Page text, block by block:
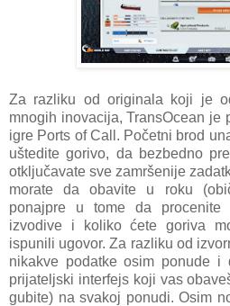
Za razliku od originala koji je
mnogih inovacija, TransOcean je
igre Ports of Call. Početni brod
uštedite gorivo, da bezbedno
otključavate sve zamršenije
morate da obavite u roku
ponajpre u tome da
izvodive i koliko ćete goriva
ispunili ugovor. Za razliku od
nikakve podatke osim ponude i
prijateljski interfejs koji vas
gubite) na svakoj ponudi. Osim